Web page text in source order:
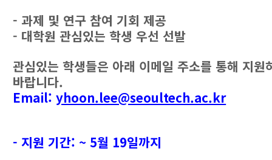
- 과제 및 연구 참여 기회 제공
- 대학원 관심있는 학생 우선 선발
관심있는 학생들은 아래 이메일 주소를 통해 지원
바랍니다.
Email:yhoon.lee@seoultech.ac.kr
- 지원 기간: ~ 5월 19일까지